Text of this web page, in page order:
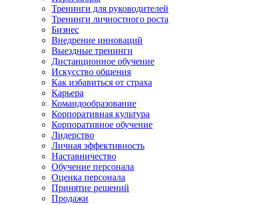
Тренинги для руководителей
Тренинги личностного роста
Бизнес
Внедрение инноваций
Выездные тренинги
Дистанционное обучение
Искусство общения
Как избавиться от страха
Карьера
Командообразование
Корпоративная культура
Корпоративное обучение
Лидерство
Личная эффективность
Наставничество
Обучение персонала
Оценка персонала
Принятие решений
Продажи